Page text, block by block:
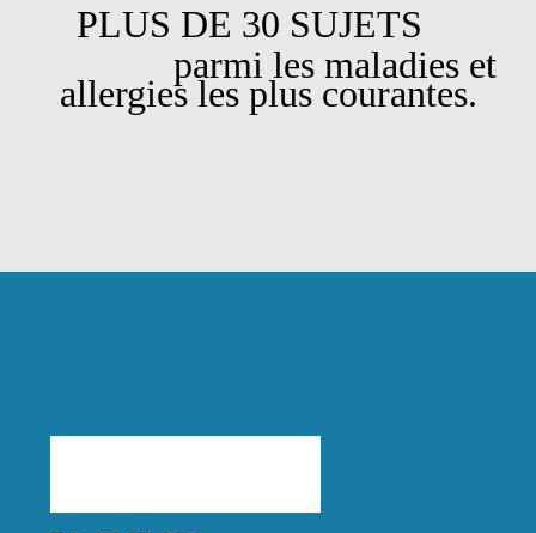
PLUS DE 30 SUJETS
parmi les maladies et
allergies les plus courantes.